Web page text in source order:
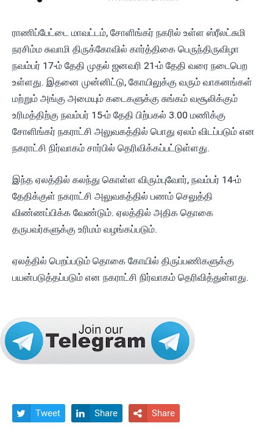
ராணிப்பேட்டை மாவட்டம், சோளிங்கர் நகரில் உள்ள ஸ்ரீலட்சுமி
நரசிம்ம சுவாமி திருக்கோவில் கார்த்திகை பெருந்திருவிழா
நவம்பர் 17-ம் தேதி முதல் ஜனவரி 21-ம் தேதி வரை நடைபெற
உள்ளது. இதனை முன்னிட்டு, கோயிலுக்கு வரும் வாகனங்கள்
மற்றும் அங்கு அமையும் கடைகளுக்கு சுங்கம் வசூலிக்கும்
உரிமத்திற்கு நவம்பர் 15-ம் தேதி பிற்பகல் 3.00 மணிக்கு
சோளிங்கர் நகராட்சி அலுவகத்தில் பொது ஏலம் விடப்படும் என
நகராட்சி நிர்வாகம் சார்பில் தெரிவிக்கப்பட்டுள்ளது.
இந்த ஏலத்தில் கலந்து கொள்ள விரும்புவோர், நவம்பர் 14-ம்
தேதிக்குள் நகராட்சி அலுவகத்தில் பணம் செலுத்தி
விண்ணப்பிக்க வேண்டும். ஏலத்தில் அதிக தொகை
தருபவர்களுக்கு உரிமம் வழங்கப்படும்.
ஏலத்தில் பெறப்படும் தொகை கோயில் திருப்பணிகளுக்கு
பயன்படுத்தப்படும் என நகராட்சி நிர்வாகம் தெரிவித்துள்ளது.
 Tweet  Share  Share